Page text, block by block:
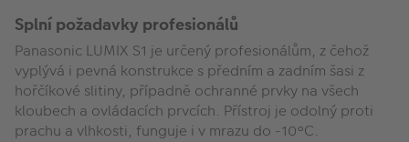
Splní požadavky profesionálů
Panasonic LUMIX S1 je určený profesionálům, z čehož
vyplývá i pevná konstrukce s předním a zadním šasi z
hořčíkové slitiny, případně ochranné prvky na všech
kloubech a ovládacích prvcích. Přístroj je odolný proti
prachu a vlhkosti, funguje i v mrazu do -10°C.